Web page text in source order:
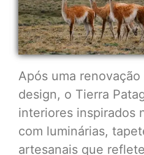
Após uma
design, o Tierra
interiores inspirados
com luminárias,
artesanais que